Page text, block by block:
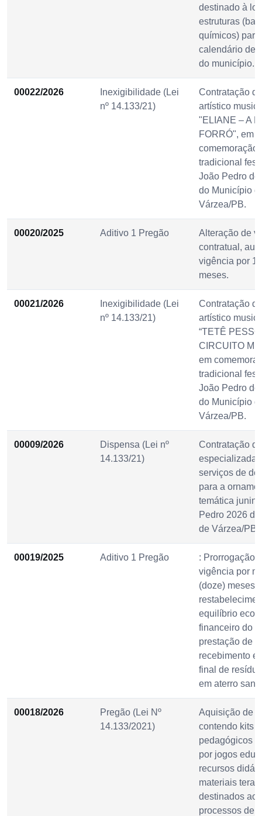
destinado à
estruturas
químicos) para
calendário de
do município.
00022/2026
Inexigibilidade (Lei
nº 14.133/21)
Contratação
artístico
"ELIANE – A
FORRÓ", em
comemoração
tradicional
João Pedro
do Município
Várzea/PB.
00020/2025 Aditivo 1 Pregão
Alteração de
contratual,
vigência por
meses.
00021/2026
Inexigibilidade (Lei
nº 14.133/21)
Contratação
artístico
“TETÊ
CIRCUITO
em
tradicional
João Pedro
do Município
Várzea/PB.
00009/2026
Dispensa (Lei nº
14.133/21)
Contratação
especializada
serviços de
para a
temática
Pedro 2026
de Várzea/PB.
00019/2025 Aditivo 1 Pregão
: Prorrogação
vigência por
(doze) meses e
equilíbrio
financeiro do
prestação de
recebimento e
final de
em aterro
00018/2026
Pregão (Lei Nº
14.133/2021)
Aquisição de
contendo kits
pedagógicos
por jogos
recursos
materiais
destinados ao
processos de